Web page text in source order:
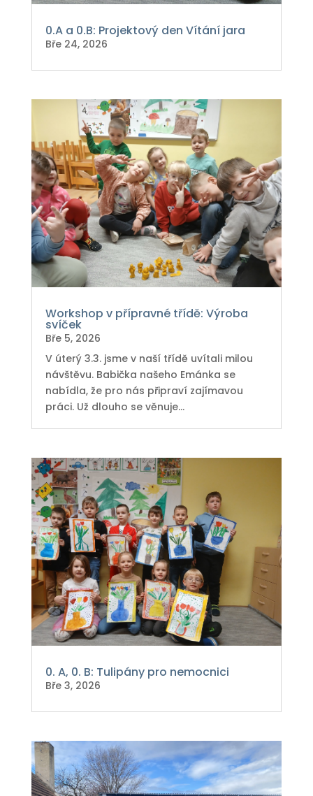
0.A a 0.B: Projektový den Vítání jara
Bře 24, 2026
Workshop v přípravné třídě: Výroba
svíček
Bře 5, 2026
V úterý 3.3. jsme v naší třídě uvítali milou
návštěvu. Babička našeho Emánka se
nabídla, že pro nás připraví zajímavou
práci. Už dlouho se věnuje...
0. A, 0. B: Tulipány pro nemocnici
Bře 3, 2026